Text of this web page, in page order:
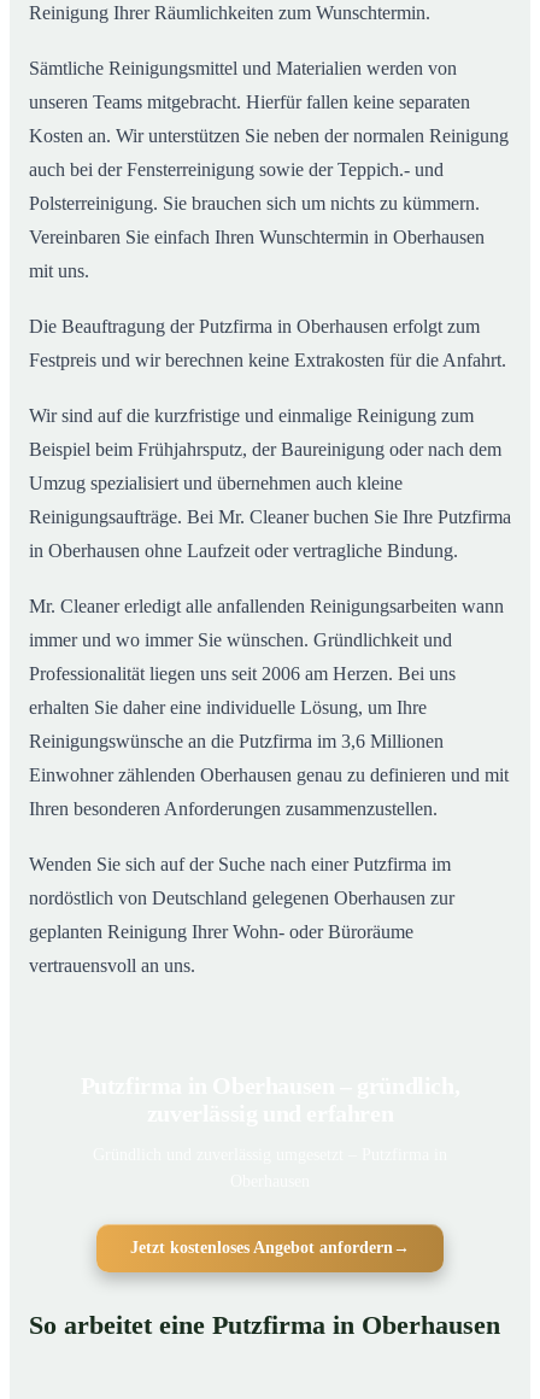
Reinigung Ihrer Räumlichkeiten zum Wunschtermin.
Sämtliche Reinigungsmittel und Materialien werden von
unseren Teams mitgebracht. Hierfür fallen keine separaten
Kosten an. Wir unterstützen Sie neben der normalen Reinigung
auch bei der Fensterreinigung sowie der Teppich.- und
Polsterreinigung. Sie brauchen sich um nichts zu kümmern.
Vereinbaren Sie einfach Ihren Wunschtermin in Oberhausen
mit uns.
Die Beauftragung der Putzfirma in Oberhausen erfolgt zum
Festpreis und wir berechnen keine Extrakosten für die Anfahrt.
Wir sind auf die kurzfristige und einmalige Reinigung zum
Beispiel beim Frühjahrsputz, der Baureinigung oder nach dem
Umzug spezialisiert und übernehmen auch kleine
Reinigungsaufträge. Bei Mr. Cleaner buchen Sie Ihre Putzfirma
in Oberhausen ohne Laufzeit oder vertragliche Bindung.
Mr. Cleaner erledigt alle anfallenden Reinigungsarbeiten wann
immer und wo immer Sie wünschen. Gründlichkeit und
Professionalität liegen uns seit 2006 am Herzen. Bei uns
erhalten Sie daher eine individuelle Lösung, um Ihre
Reinigungswünsche an die Putzfirma im 3,6 Millionen
Einwohner zählenden Oberhausen genau zu definieren und mit
Ihren besonderen Anforderungen zusammenzustellen.
Wenden Sie sich auf der Suche nach einer Putzfirma im
nordöstlich von Deutschland gelegenen Oberhausen zur
geplanten Reinigung Ihrer Wohn- oder Büroräume
vertrauensvoll an uns.
Jetzt kostenloses Angebot anfordern →
So arbeitet eine Putzfirma in Oberhausen